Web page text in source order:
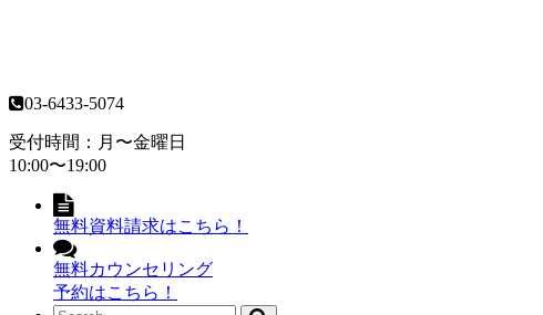
03-6433-5074
受付時間：月〜金曜日
10:00〜19:00
無料資料請求はこちら！
無料カウンセリング
予約はこちら！